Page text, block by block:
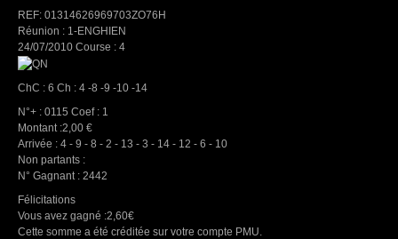
REF: 01314626969703ZO76H
Réunion : 1-ENGHIEN
24/07/2010 Course : 4
ChC : 6 Ch : 4 -8 -9 -10 -14
N°+ : 0115 Coef : 1
Montant :2,00 €
Arrivée : 4 - 9 - 8 - 2 - 13 - 3 - 14 - 12 - 6 - 10
Non partants :
N° Gagnant : 2442
Félicitations
Vous avez gagné :2,60€
Cette somme a été créditée sur votre compte PMU.